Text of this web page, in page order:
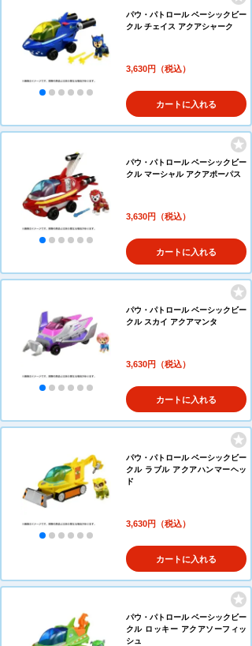
パウ・パトロール ベーシックビー
クル チェイス アクアシャーク
3,630円（税込）
カートに入れる
パウ・パトロール ベーシックビー
クル マーシャル アクアポーパス
3,630円（税込）
カートに入れる
パウ・パトロール ベーシックビー
クル スカイ アクアマンタ
3,630円（税込）
カートに入れる
パウ・パトロール ベーシックビー
クル ラブル アクアハンマーヘッ
ド
3,630円（税込）
カートに入れる
パウ・パトロール ベーシックビー
クル ロッキー アクアソーフィッ
シュ